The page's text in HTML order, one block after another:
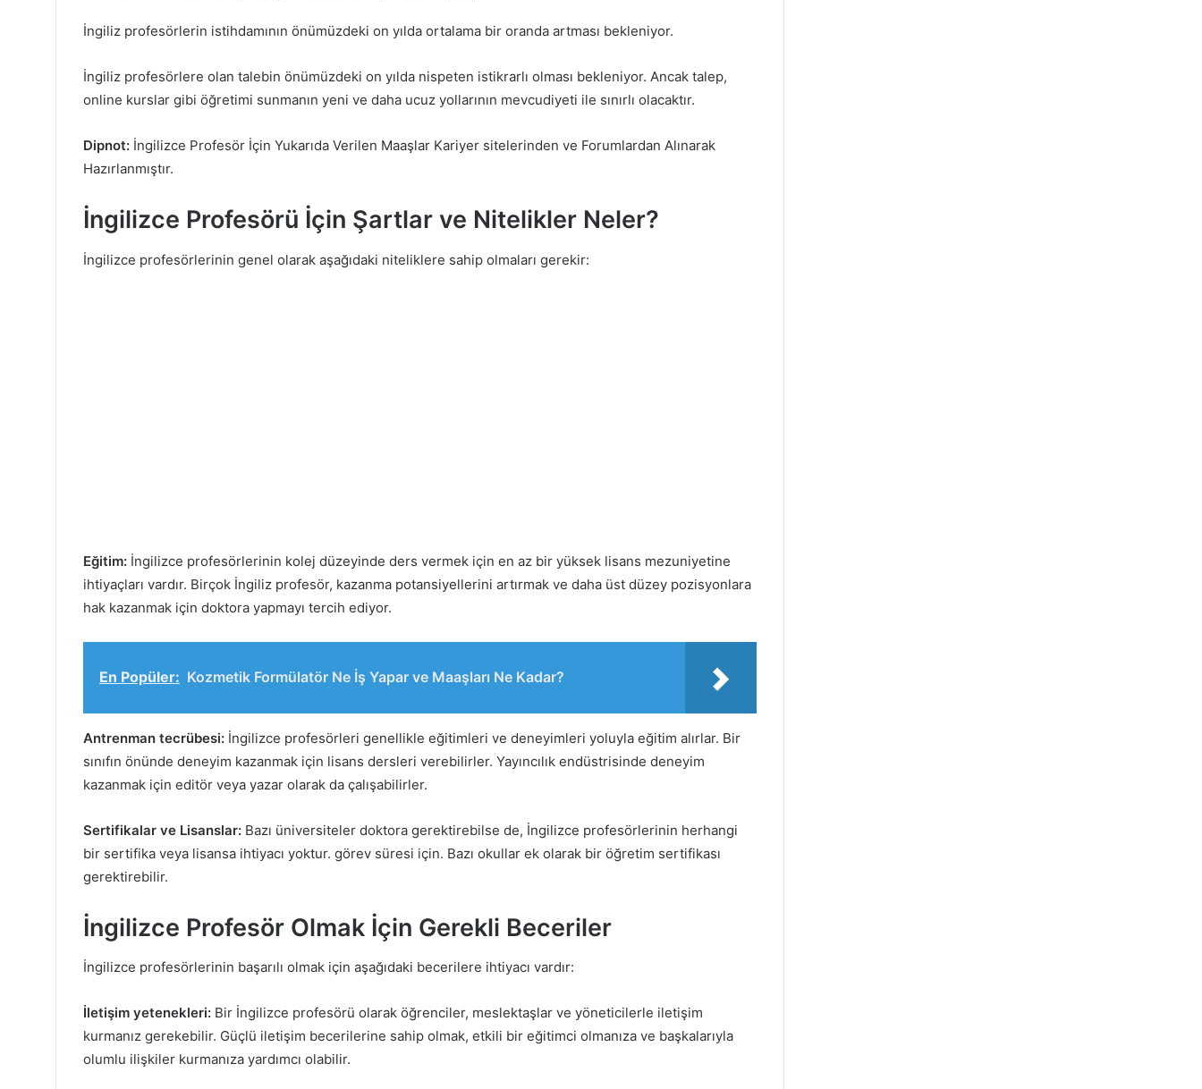
İngiliz profesörlerin istihdamının önümüzdeki on yılda ortalama bir oranda artması bekleniyor.
İngiliz profesörlere olan talebin önümüzdeki on yılda nispeten istikrarlı olması bekleniyor. Ancak talep,
online kurslar gibi öğretimi sunmanın yeni ve daha ucuz yollarının mevcudiyeti ile sınırlı olacaktır.
Dipnot: İngilizce Profesör İçin Yukarıda Verilen Maaşlar Kariyer sitelerinden ve Forumlardan Alınarak
Hazırlanmıştır.
İngilizce Profesörü İçin Şartlar ve Nitelikler Neler?
İngilizce profesörlerinin genel olarak aşağıdaki niteliklere sahip olmaları gerekir:
Eğitim: İngilizce profesörlerinin kolej düzeyinde ders vermek için en az bir yüksek lisans mezuniyetine
ihtiyaçları vardır. Birçok İngiliz profesör, kazanma potansiyellerini artırmak ve daha üst düzey pozisyonlara
hak kazanmak için doktora yapmayı tercih ediyor.
En Popüler: Kozmetik Formülatör Ne İş Yapar ve Maaşları Ne Kadar?
Antrenman tecrübesi: İngilizce profesörleri genellikle eğitimleri ve deneyimleri yoluyla eğitim alırlar. Bir
sınıfın önünde deneyim kazanmak için lisans dersleri verebilirler. Yayıncılık endüstrisinde deneyim
kazanmak için editör veya yazar olarak da çalışabilirler.
Sertifikalar ve Lisanslar: Bazı üniversiteler doktora gerektirebilse de, İngilizce profesörlerinin herhangi
bir sertifika veya lisansa ihtiyacı yoktur. görev süresi için. Bazı okullar ek olarak bir öğretim sertifikası
gerektirebilir.
İngilizce Profesör Olmak İçin Gerekli Beceriler
İngilizce profesörlerinin başarılı olmak için aşağıdaki becerilere ihtiyacı vardır:
İletişim yetenekleri: Bir İngilizce profesörü olarak öğrenciler, meslektaşlar ve yöneticilerle iletişim
kurmanız gerekebilir. Güçlü iletişim becerilerine sahip olmak, etkili bir eğitimci olmanıza ve başkalarıyla
olumlu ilişkiler kurmanıza yardımcı olabilir.